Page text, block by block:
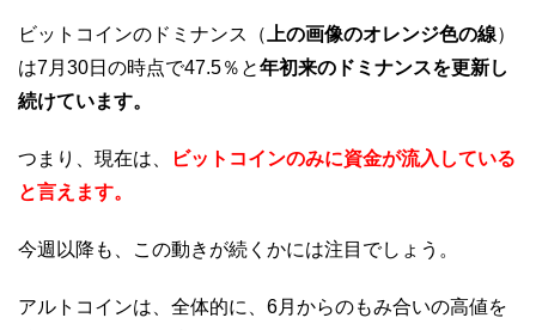
ビットコインのドミナンス（ 上の画像のオレンジ色の線）
は7月30日の時点で47.5％と年初来のドミナンスを更新し
続けています。
つまり、現在は、
ビットコインのみに資金が流入している
と言えます。
今週以降も、この動きが続くかには注目でしょう。
アルトコインは、全体的に、6月からのもみ合いの高値を